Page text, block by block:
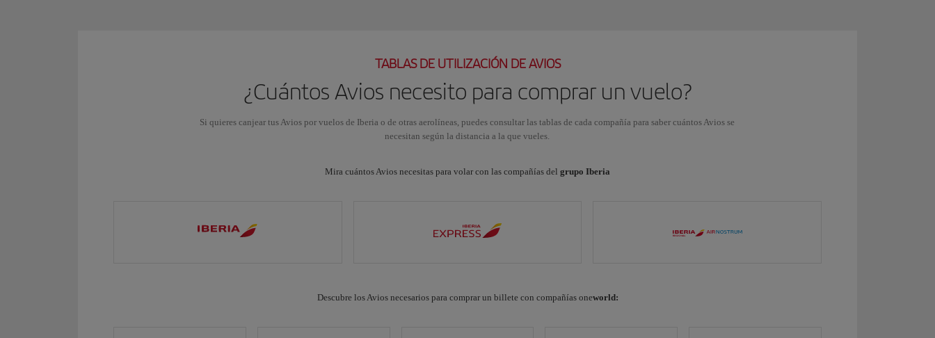
TABLAS DE UTILIZACIÓN DE AVIOS
¿Cuántos Avios necesito para comprar un vuelo?
Si quieres canjear tus Avios por vuelos de Iberia o de otras aerolíneas, puedes consultar las tablas de cada compañía para saber cuántos Avios se
necesitan según la distancia a la que vueles.
Mira cuántos Avios necesitas para volar con las compañías del grupo Iberia
Descubre los Avios necesarios para comprar un billete con compañías oneworld: